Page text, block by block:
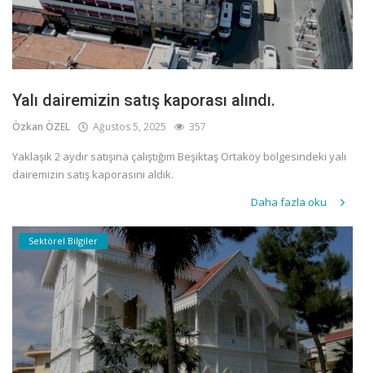
Yalı dairemizin satış kaporası alındı.
Özkan ÖZEL Ağustos 5, 2025 357
Yaklaşık 2 aydır satışına çalıştığım Beşiktaş Ortaköy bölgesindeki yalı
dairemizin satış kaporasını aldık.
Daha fazla oku
Sektörel Bilgiler